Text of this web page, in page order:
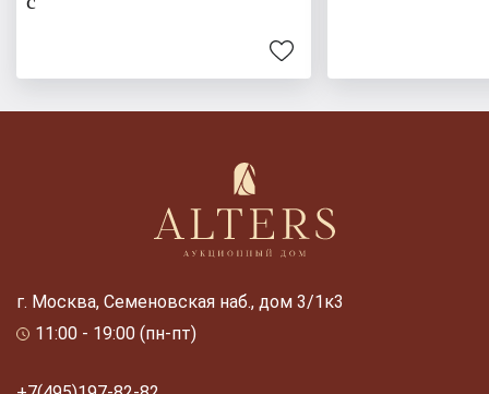
г. Москва, Семеновская наб., дом 3/1к3
11:00 - 19:00 (пн-пт)